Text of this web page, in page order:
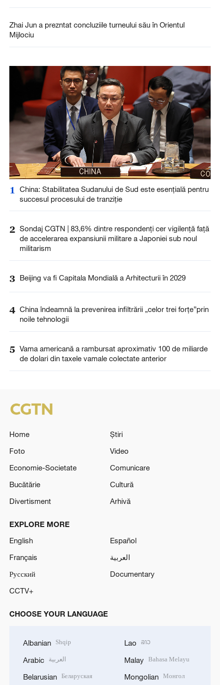
Zhai Jun a prezntat concluziile turneului său în Orientul
Mijlociu
1
China: Stabilitatea Sudanului de Sud este esențială pentru
succesul procesului de tranziție
2 Sondaj CGTN | 83,6% dintre respondenți cer vigilență față
de accelerarea expansiunii militare a Japoniei sub noul
militarism
3 Beijing va fi Capitala Mondială a Arhitecturii în 2029
4 China îndeamnă la prevenirea infiltrării „celor trei forțe”prin
noile tehnologii
5 Vama americană a rambursat aproximativ 100 de miliarde
de dolari din taxele vamale colectate anterior
Home
Știri
Foto
Video
Economie-Societate
Comunicare
Bucătărie
Cultură
Divertisment
Arhivă
EXPLORE MORE
English
Español
Français
العربية
Русский
Documentary
CCTV+
CHOOSE YOUR LANGUAGE
Albanian Shqip
Arabic العربية
Belarusian Беларуская
Lao ລາວ
Malay Bahasa Melayu
Mongolian Монгол